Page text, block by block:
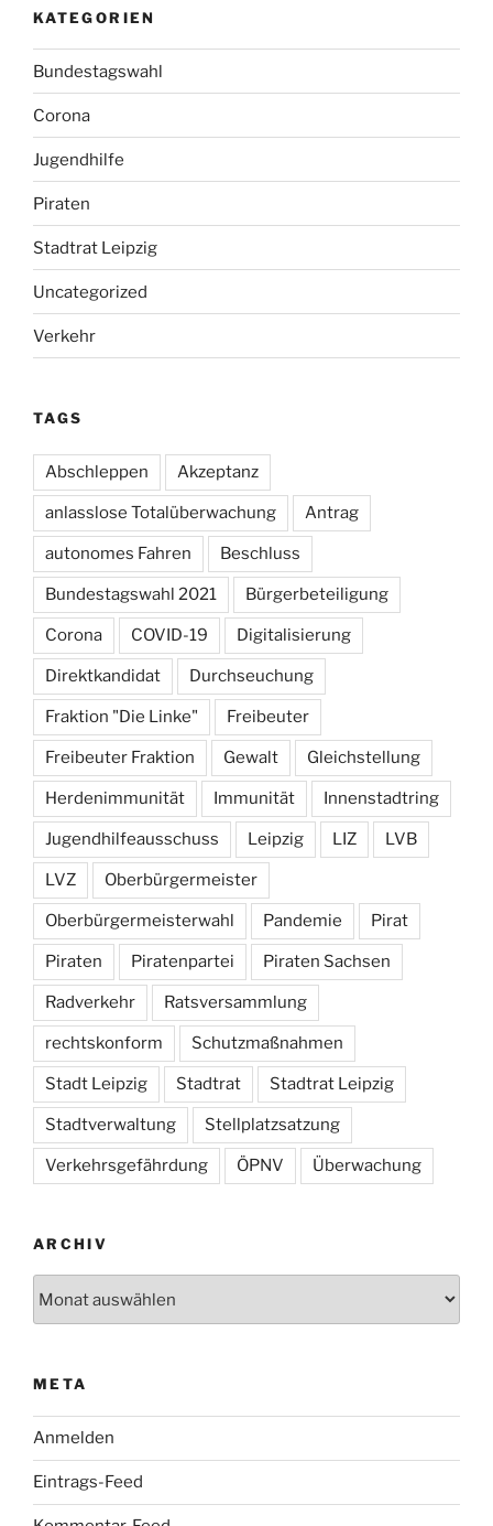
KATEGORIEN
Bundestagswahl
Corona
Jugendhilfe
Piraten
Stadtrat Leipzig
Uncategorized
Verkehr
TAGS
Abschleppen Akzeptanz
anlasslose Totalüberwachung Antrag
autonomes Fahren Beschluss
Bundestagswahl 2021 Bürgerbeteiligung
Corona COVID-19 Digitalisierung
Direktkandidat Durchseuchung
Fraktion "Die Linke" Freibeuter
Freibeuter Fraktion Gewalt Gleichstellung
Herdenimmunität Immunität Innenstadtring
Jugendhilfeausschuss Leipzig LIZ LVB
LVZ Oberbürgermeister
Oberbürgermeisterwahl Pandemie Pirat
Piraten Piratenpartei Piraten Sachsen
Radverkehr Ratsversammlung
rechtskonform Schutzmaßnahmen
Stadt Leipzig Stadtrat Stadtrat Leipzig
Stadtverwaltung Stellplatzsatzung
Verkehrsgefährdung ÖPNV Überwachung
ARCHIV
META
Anmelden
Eintrags-Feed